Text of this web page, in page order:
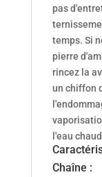
pas
temps. Si
pierre
rincez la
un chiffon
l'eau
Chaîne :